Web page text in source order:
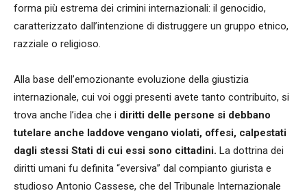
forma più estrema dei crimini internazionali: il genocidio,
caratterizzato dall’intenzione di distruggere un gruppo etnico,
razziale o religioso.
Alla base dell’emozionante evoluzione della giustizia
internazionale, cui voi oggi presenti avete tanto contribuito, si
trova anche l’idea che i diritti delle persone si debbano
tutelare anche laddove vengano violati, offesi, calpestati
dagli stessi Stati di cui essi sono cittadini. La dottrina dei
diritti umani fu definita “eversiva” dal compianto giurista e
studioso Antonio Cassese, che del Tribunale Internazionale